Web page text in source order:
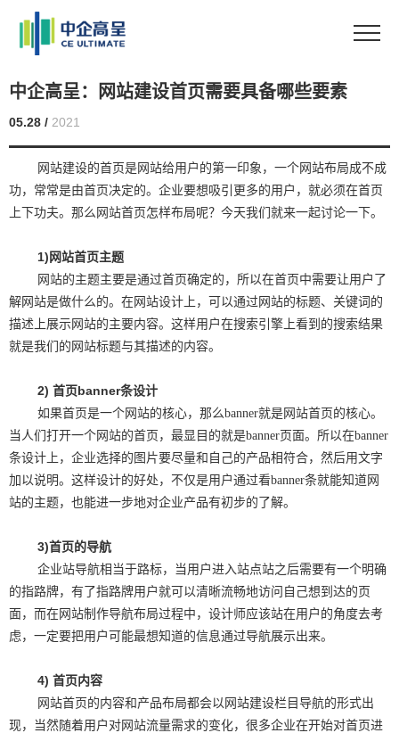
中企高呈：网站建设首页需要具备哪些要素
05.28 / 2021
网站建设的首页是网站给用户的第一印象，一个网站布局成不成
功，常常是由首页决定的。企业要想吸引更多的用户，就必须在首页
上下功夫。那么网站首页怎样布局呢？今天我们就来一起讨论一下。
1)网站首页主题
网站的主题主要是通过首页确定的，所以在首页中需要让用户了
解网站是做什么的。在网站设计上，可以通过网站的标题、关键词的
描述上展示网站的主要内容。这样用户在搜索引擎上看到的搜索结果
就是我们的网站标题与其描述的内容。
2) 首页banner条设计
如果首页是一个网站的核心，那么banner就是网站首页的核心。
当人们打开一个网站的首页，最显目的就是banner页面。所以在banner
条设计上，企业选择的图片要尽量和自己的产品相符合，然后用文字
加以说明。这样设计的好处，不仅是用户通过看banner条就能知道网
站的主题，也能进一步地对企业产品有初步的了解。
3)首页的导航
企业站导航相当于路标，当用户进入站点站之后需要有一个明确
的指路牌，有了指路牌用户就可以清晰流畅地访问自己想到达的页
面，而在网站制作导航布局过程中，设计师应该站在用户的角度去考
虑，一定要把用户可能最想知道的信息通过导航展示出来。
4) 首页内容
网站首页的内容和产品布局都会以网站建设栏目导航的形式出
现，当然随着用户对网站流量需求的变化，很多企业在开始对首页进